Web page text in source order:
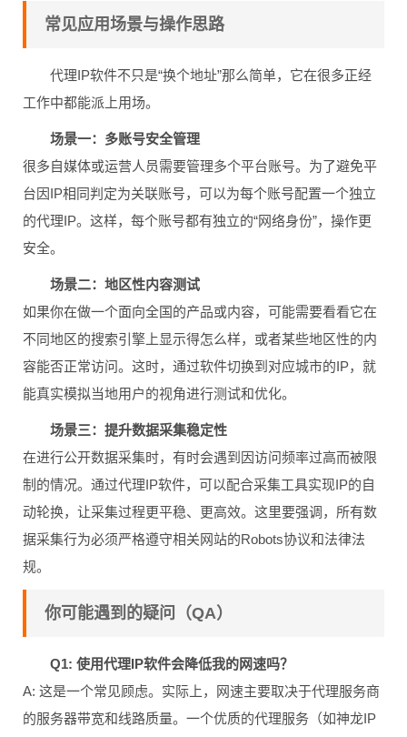
常见应用场景与操作思路
代理IP软件不只是“换个地址”那么简单，它在很多正经
工作中都能派上用场。
场景一：多账号安全管理
很多自媒体或运营人员需要管理多个平台账号。为了避免平
台因IP相同判定为关联账号，可以为每个账号配置一个独立
的代理IP。这样，每个账号都有独立的“网络身份”，操作更
安全。
场景二：地区性内容测试
如果你在做一个面向全国的产品或内容，可能需要看看它在
不同地区的搜索引擎上显示得怎么样，或者某些地区性的内
容能否正常访问。这时，通过软件切换到对应城市的IP，就
能真实模拟当地用户的视角进行测试和优化。
场景三：提升数据采集稳定性
在进行公开数据采集时，有时会遇到因访问频率过高而被限
制的情况。通过代理IP软件，可以配合采集工具实现IP的自
动轮换，让采集过程更平稳、更高效。这里要强调，所有数
据采集行为必须严格遵守相关网站的Robots协议和法律法
规。
你可能遇到的疑问（QA）
Q1: 使用代理IP软件会降低我的网速吗？
A: 这是一个常见顾虑。实际上，网速主要取决于代理服务商
的服务器带宽和线路质量。一个优质的代理服务（如神龙IP